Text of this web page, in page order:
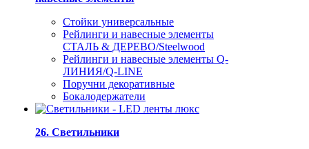
Стойки универсальные
Рейлинги и навесные элементы
СТАЛЬ & ДЕРЕВО/Steelwood
Рейлинги и навесные элементы Q-
ЛИНИЯ/Q-LINE
Поручни декоративные
Бокалодержатели
26. Светильники